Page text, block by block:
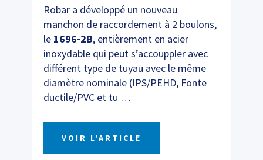
Robar a développé un nouveau
manchon de raccordement à 2 boulons,
le 1696-2B, entièrement en acier
inoxydable qui peut s’accouppler avec
différent type de tuyau avec le même
diamètre nominale (IPS/PEHD, Fonte
ductile/PVC et tu …
VOIR L'ARTICLE